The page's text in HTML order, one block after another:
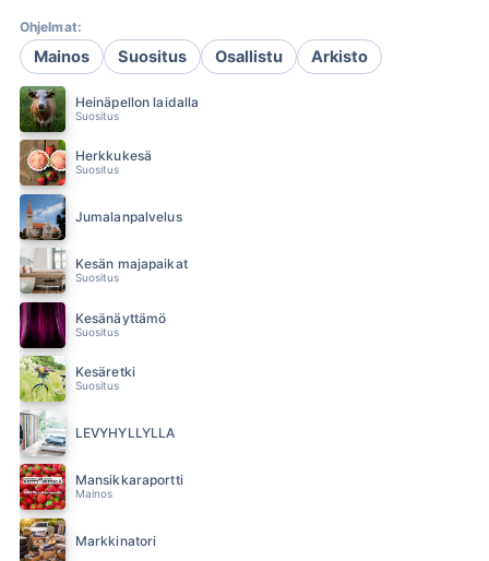
Ohjelmat:
Mainos Suositus Osallistu Arkisto
Heinäpellon laidalla
Suositus
Herkkukesä
Suositus
Jumalanpalvelus
Kesän majapaikat
Suositus
Kesänäyttämö
Suositus
Kesäretki
Suositus
LEVYHYLLYLLÄ
Mansikkaraportti
Mainos
Markkinatori